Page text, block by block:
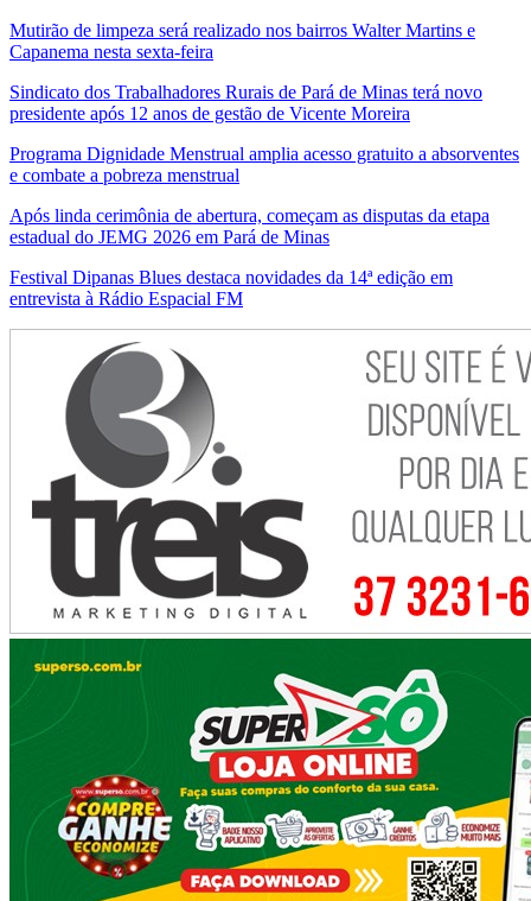
Mutirão de limpeza será realizado nos bairros Walter Martins e
Capanema nesta sexta-feira
Sindicato dos Trabalhadores Rurais de Pará de Minas terá novo
presidente após 12 anos de gestão de Vicente Moreira
Programa Dignidade Menstrual amplia acesso gratuito a absorventes
e combate a pobreza menstrual
Após linda cerimônia de abertura, começam as disputas da etapa
estadual do JEMG 2026 em Pará de Minas
Festival Dipanas Blues destaca novidades da 14ª edição em
entrevista à Rádio Espacial FM